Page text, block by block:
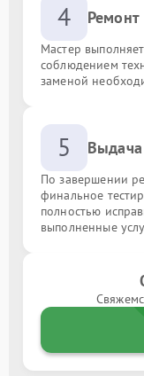
4 Ремонт
Мастер
соблюдением
заменой
5 Выдача
По завершении
финальное
полностью
выполненные